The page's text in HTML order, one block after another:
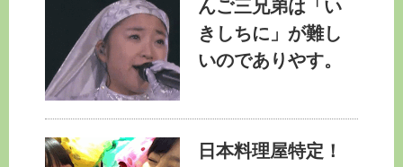
んご三兄弟は「い
きしちに」が難し
いのでありやす。
日本料理屋特定！